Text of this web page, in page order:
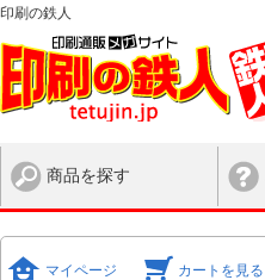
印刷の鉄人
商品を探す
マイページ カートを見る